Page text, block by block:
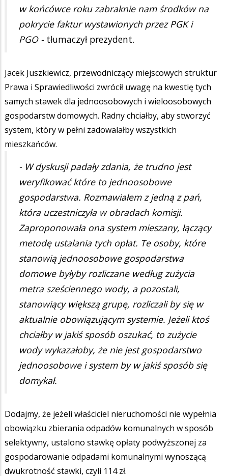
w końcówce roku zabraknie nam środków na
pokrycie faktur wystawionych przez PGK i
PGO - tłumaczył prezydent.
Jacek Juszkiewicz, przewodniczący miejscowych struktur
Prawa i Sprawiedliwości zwrócił uwagę na kwestię tych
samych stawek dla jednoosobowych i wieloosobowych
gospodarstw domowych. Radny chciałby, aby stworzyć
system, który w pełni zadowalałby wszystkich
mieszkańców.
- W dyskusji padały zdania, że trudno jest
weryfikować które to jednoosobowe
gospodarstwa. Rozmawiałem z jedną z pań,
która uczestniczyła w obradach komisji.
Zaproponowała ona system mieszany, łączący
metodę ustalania tych opłat. Te osoby, które
stanowią jednoosobowe gospodarstwa
domowe byłyby rozliczane według zużycia
metra sześciennego wody, a pozostali,
stanowiący większą grupę, rozliczali by się w
aktualnie obowiązującym systemie. Jeżeli ktoś
chciałby w jakiś sposób oszukać, to zużycie
wody wykazałoby, że nie jest gospodarstwo
jednoosobowe i system by w jakiś sposób się
domykał.
Dodajmy, że jeżeli właściciel nieruchomości nie wypełnia
obowiązku zbierania odpadów komunalnych w sposób
selektywny, ustalono stawkę opłaty podwyższonej za
gospodarowanie odpadami komunalnymi wynoszącą
dwukrotność stawki, czyli 114 zł.